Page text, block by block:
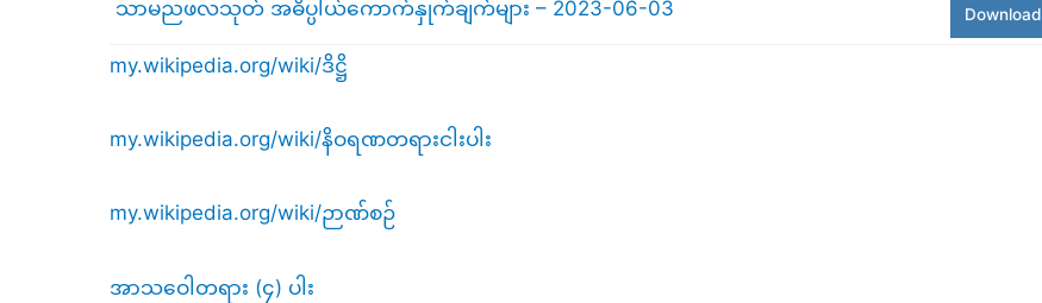
သာမညဖလသုတ် အဓိပ္ပါယ်ကောက်နှုက်ချက်များ – 2023-06-03 Download
my.wikipedia.org/wiki/ဒိဋ္ဌိ
my.wikipedia.org/wiki/နိဝရဏတရားငါးပါး
my.wikipedia.org/wiki/ဉာဏ်စဉ်
အာသဝေါတရား (၄) ပါး